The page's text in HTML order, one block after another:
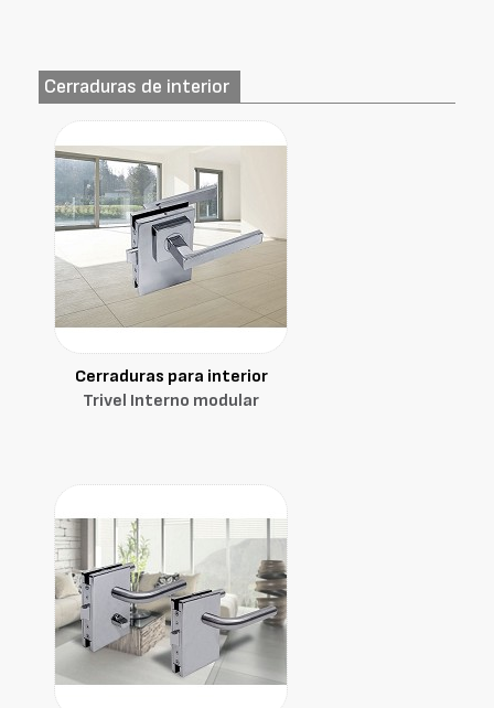
Cerraduras de interior
Cerraduras para interior
Trivel Interno modular